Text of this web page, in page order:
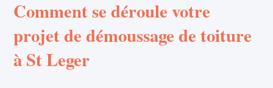
Comment se déroule votre
projet de démoussage de toiture
à St Leger